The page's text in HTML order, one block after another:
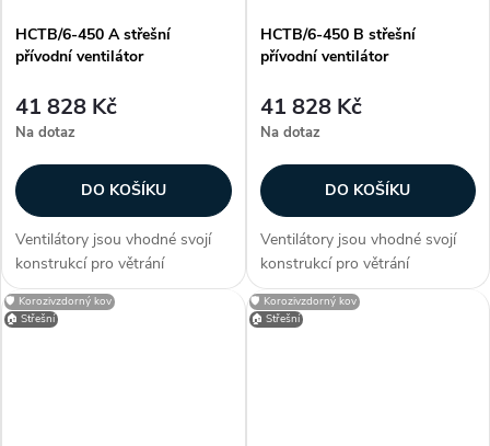
HCTB/6-450 A střešní
přívodní ventilátor
41 828 Kč
Na dotaz
DO KOŠÍKU
Ventilátory jsou vhodné svojí
konstrukcí pro větrání
průmyslových hal, provozoven,
bazénů a skladů. Zákazníci
HCTB/6-450 B střešní
přívodní ventilátor
41 828 Kč
Na dotaz
DO KOŠÍKU
Ventilátory jsou vhodné svojí
konstrukcí pro větrání
průmyslových hal, provozoven,
bazénů a skladů. Zákazníci
🛡️ Korozivzdorný kov
🏠 Střešní
🛡️ Korozivzdorný kov
🏠 Střešní